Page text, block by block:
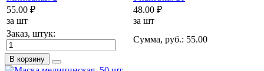
55.00 ₽
за шт
48.00 ₽
за шт
Заказ, штук:
Сумма, руб.: 55.00
В корзину